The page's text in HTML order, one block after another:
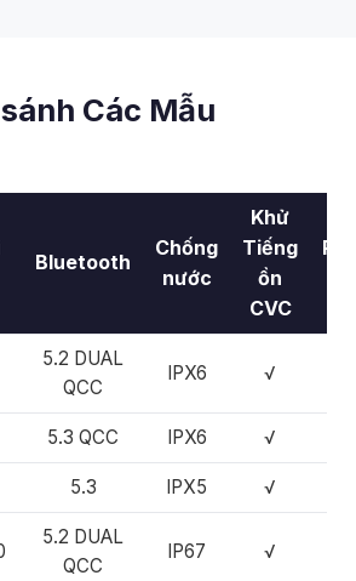
Các Mẫu
Bluetooth
Chống
nước
Khử
Tiếng
ồn
CVC
5.2 DUAL
QCC
IPX6 √
5.3 QCC IPX6 √
5.3 IPX5 √
5.2 DUAL
QCC
IP67 √